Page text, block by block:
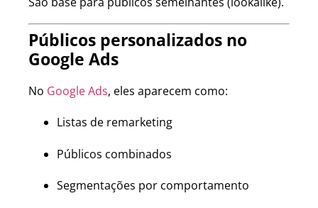
Públicos personalizados no
Google Ads
No Google Ads, eles aparecem como:
Listas de remarketing
Públicos combinados
Segmentações por comportamento